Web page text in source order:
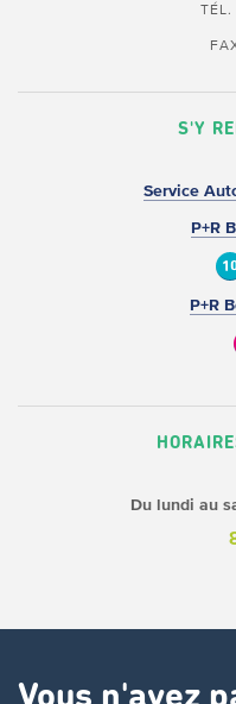
TÉL.
S'Y
Service
P+R
P+R
Du lundi au